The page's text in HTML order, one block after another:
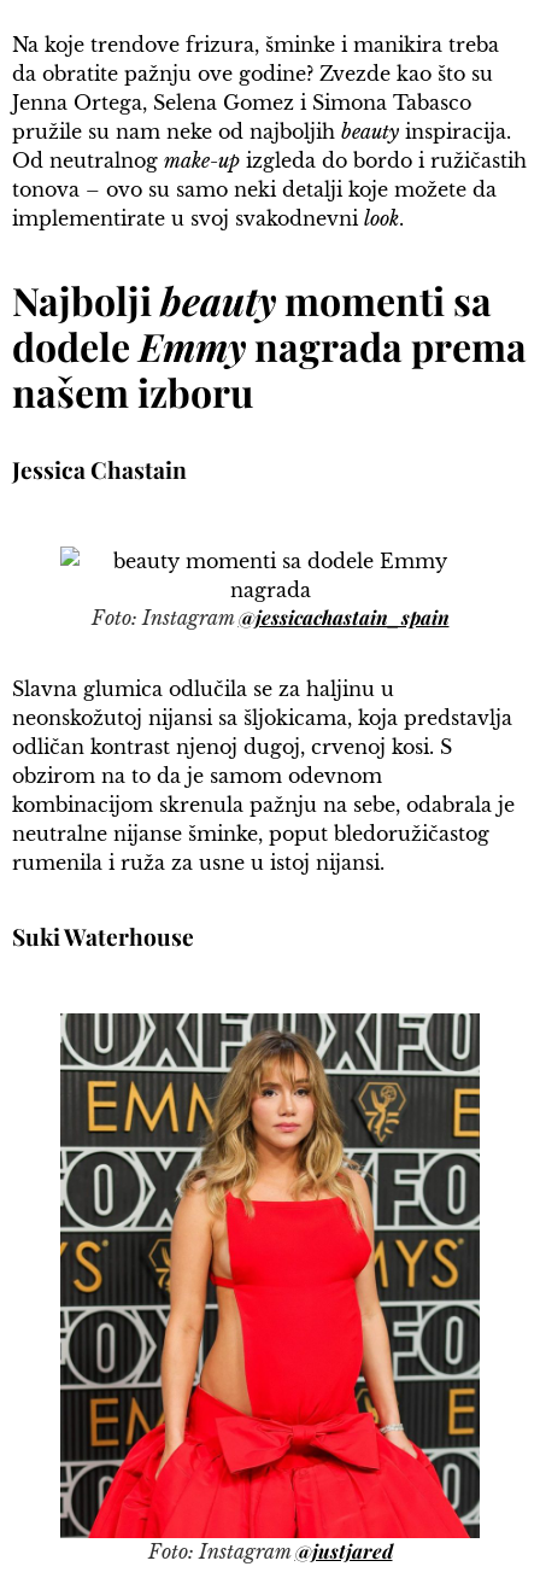
Na koje trendove frizura, šminke i manikira treba
da obratite pažnju ove godine? Zvezde kao što su
Jenna Ortega, Selena Gomez i Simona Tabasco
pružile su nam neke od najboljih beauty inspiracija.
Od neutralnog make-up izgleda do bordo i ružičastih
tonova – ovo su samo neki detalji koje možete da
implementirate u svoj svakodnevni look.
Najboljibeautymomenti sa
dodele Emmynagrada prema
našem izboru
Jessica Chastain
Foto: Instagram@jessicachastain_spain
Slavna glumica odlučila se za haljinu u
neonskožutoj nijansi sa šljokicama, koja predstavlja
odličan kontrast njenoj dugoj, crvenoj kosi. S
obzirom na to da je samom odevnom
kombinacijom skrenula pažnju na sebe, odabrala je
neutralne nijanse šminke, poput bledoružičastog
rumenila i ruža za usne u istoj nijansi.
Suki Waterhouse
Foto: Instagram@justjared